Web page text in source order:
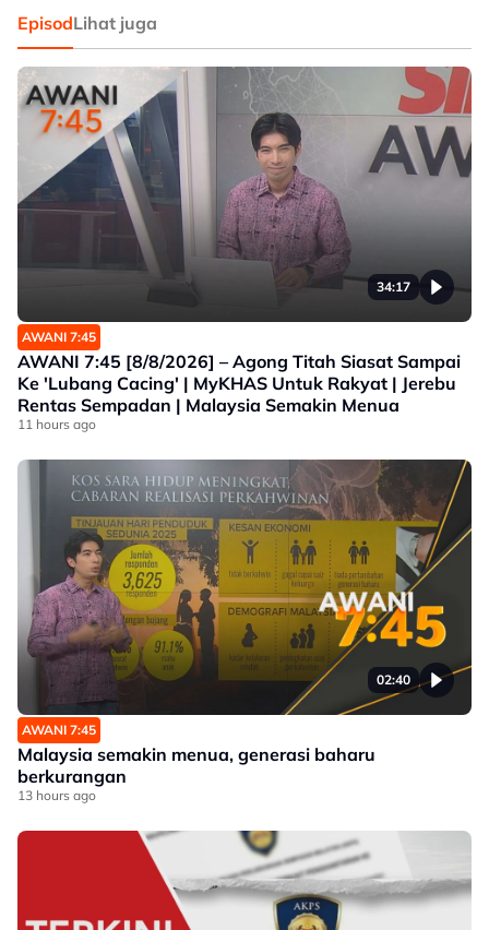
- Gara-gara kenyataan Trump, minyak mentah dunia
melonjak.
Saksikan #AWANI745 setiap hari 7.45 malam di
saluran 501 Astro AWANI dan astroawani.com/live-tv
#AWANInews
EpisodLihat juga
34:17
AWANI 7:45
AWANI 7:45 [8/8/2026] – Agong Titah Siasat Sampai
Ke 'Lubang Cacing' | MyKHAS Untuk Rakyat | Jerebu
Rentas Sempadan | Malaysia Semakin Menua
11 hours ago
02:40
AWANI 7:45
Malaysia semakin menua, generasi baharu
berkurangan
13 hours ago